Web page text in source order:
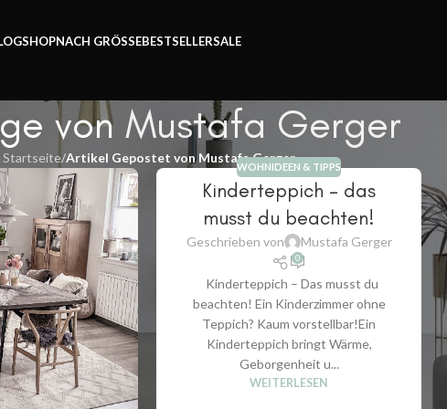
SHOPNACH GRÖSSE BESTSELLERSALE
von Mustafa Gerger
Startseite/Artikel Gepostet von Mustafa Gerger
WOHNIDEEN & TIPPS
Kinderteppich – das
musst du beachten!
Geschrieben von Mustafa Gerger
0
Kinderteppich – Das musst du
beachten! Ein Kinderzimmer ohne
Teppich? Kaum vorstellbar!Ein
Kinderteppich bringt Wärme,
Geborgenheit u...
WEITERLESEN